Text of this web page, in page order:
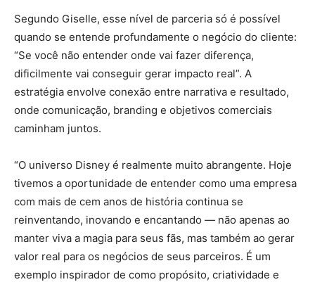
Segundo Giselle, esse nível de parceria só é possível
quando se entende profundamente o negócio do cliente:
“Se você não entender onde vai fazer diferença,
dificilmente vai conseguir gerar impacto real”. A
estratégia envolve conexão entre narrativa e resultado,
onde comunicação, branding e objetivos comerciais
caminham juntos.
“O universo Disney é realmente muito abrangente. Hoje
tivemos a oportunidade de entender como uma empresa
com mais de cem anos de história continua se
reinventando, inovando e encantando — não apenas ao
manter viva a magia para seus fãs, mas também ao gerar
valor real para os negócios de seus parceiros. É um
exemplo inspirador de como propósito, criatividade e